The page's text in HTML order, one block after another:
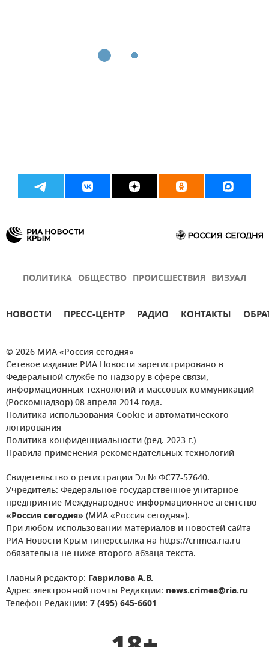
ПОЛИТИКА ОБЩЕСТВО ПРОИСШЕСТВИЯ ВИЗУАЛ
НОВОСТИ ПРЕСС-ЦЕНТР РАДИО КОНТАКТЫ
© 2026 МИА «Россия сегодня»
Сетевое издание РИА Новости зарегистрировано в
Федеральной службе по надзору в сфере связи,
информационных технологий и массовых коммуникаций
(Роскомнадзор) 08 апреля 2014 года.
Политика использования Cookie и автоматического
логирования
Политика конфиденциальности (ред. 2023 г.)
Правила применения рекомендательных технологий
Свидетельство о регистрации Эл № ФС77-57640.
Учредитель: Федеральное государственное унитарное
предприятие Международное информационное агентство
«Россия сегодня» (МИА «Россия сегодня»).
При любом использовании материалов и новостей сайта
РИА Новости Крым гиперссылка на https://crimea.ria.ru
обязательна не ниже второго абзаца текста.
Главный редактор: Гаврилова А.В.
Адрес электронной почты Редакции: news.crimea@ria.ru
Телефон Редакции: 7 (495) 645-6601